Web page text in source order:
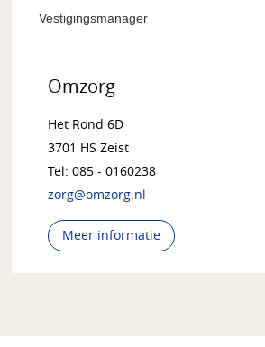
Omzorg
Het Rond 6D
3701 HS Zeist
Tel: 085 - 0160238
zorg@omzorg.nl
Meer informatie
Vestigingsmanager